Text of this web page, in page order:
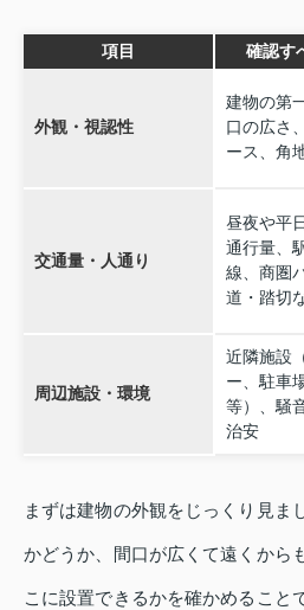
項目 確認す
外観・視認性
建物の第
口の広さ
ース、角
交通量・人通り
昼夜や平
通行量、
線、商圏
道・踏切
周辺施設・環境
近隣施設
ー、駐車
等）、騒
治安
まずは建物の外観をじっくり見ま
かどうか、間口が広くて遠くから
こに設置できるかを確かめること